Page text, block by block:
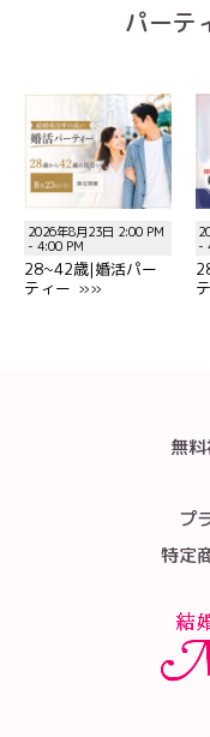
パーテ
2026年8月23日 2:00 PM
- 4:00 PM
28~42歳|婚活パー
ティー »»
-
無
プ
特定